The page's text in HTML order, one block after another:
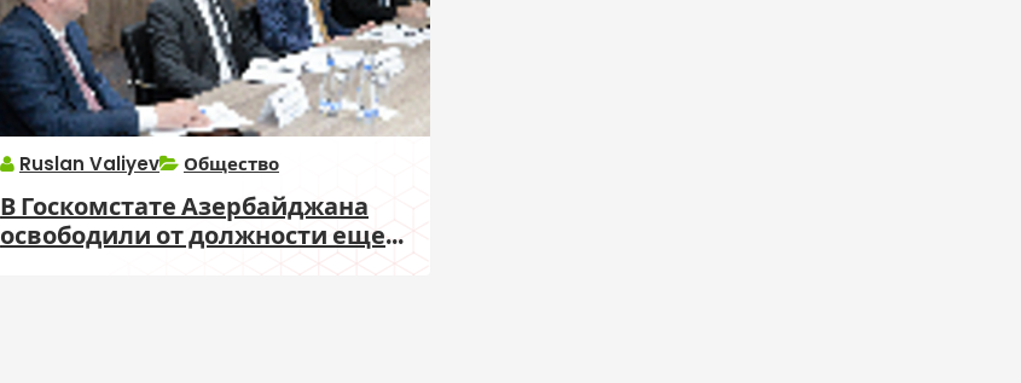
Ruslan Valiyev Общество
В Госкомстате Азербайджана
освободили от должности еще